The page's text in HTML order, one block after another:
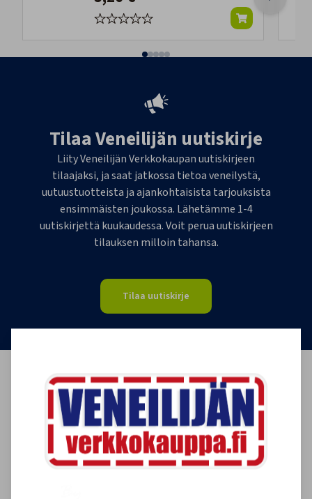
Tilaa Veneilijän uutiskirje
Liity Veneilijän Verkkokaupan uutiskirjeen
tilaajaksi, ja saat jatkossa tietoa veneilystä,
uutuustuotteista ja ajankohtaisista tarjouksista
ensimmäisten joukossa. Lähetämme 1-4
uutiskirjettä kuukaudessa. Voit perua uutiskirjeen
tilauksen milloin tahansa.
Tilaa uutiskirje